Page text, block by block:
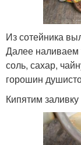
Из сотейника
Далее наливаем
соль, сахар,
горошин
Кипятим